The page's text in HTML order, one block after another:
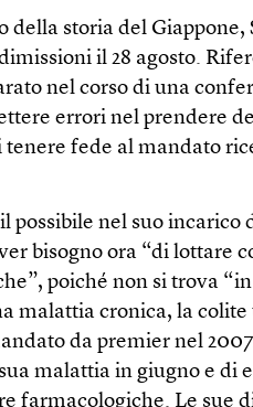
storia del Giappone,
il 28 agosto.
nel corso di una
errori nel prendere
fede al mandato
possibile nel suo incarico
bisogno ora “di lottare
poiché non si trova
malattia cronica, la colite
da premier nel
malattia in giugno e di
farmacologiche. Le sue